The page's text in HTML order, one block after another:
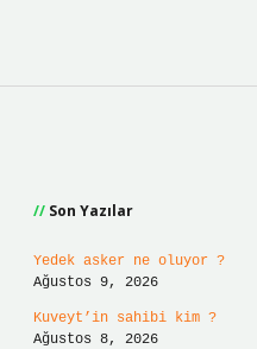
Son Yazılar
Yedek asker ne oluyor ?
Ağustos 9, 2026
Kuveyt’in sahibi kim ?
Ağustos 8, 2026